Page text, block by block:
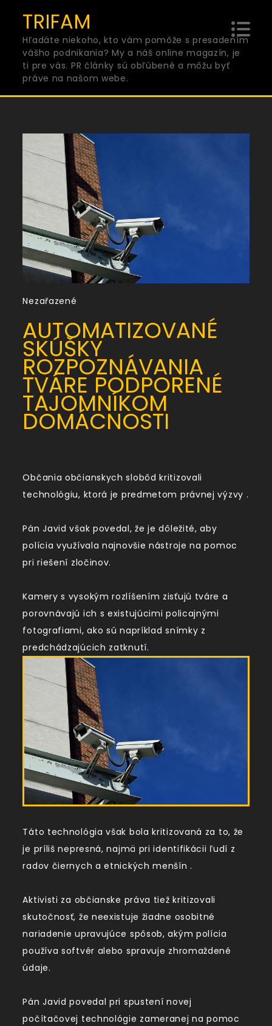
content
TRIFAM
Hľadáte niekoho, kto vám pomôže s presadením
vášho podnikania? My a náš online magazín, je
ti pre vás. PR články sú obľúbené a môžu byť
práve na našom webe.
Nezařazené
AUTOMATIZOVANÉ
SKÚŠKY
ROZPOZNÁVANIA
TVÁRE PODPORENÉ
TAJOMNÍKOM
DOMÁCNOSTI
Občania občianskych slobôd kritizovali
technológiu, ktorá je predmetom právnej výzvy .
Pán Javid však povedal, že je dôležité, aby
polícia využívala najnovšie nástroje na pomoc
pri riešení zločinov.
Kamery s vysokým rozlíšením zisťujú tváre a
porovnávajú ich s existujúcimi policajnými
fotografiami, ako sú napríklad snímky z
predchádzajúcich zatknutí.
Táto technológia však bola kritizovaná za to, že
je príliš nepresná, najmä pri identifikácii ľudí z
radov čiernych a etnických menšín .
Aktivisti za občianske práva tiež kritizovali
skutočnosť, že neexistuje žiadne osobitné
nariadenie upravujúce spôsob, akým polícia
používa softvér alebo spravuje zhromaždené
údaje.
Pán Javid povedal pri spustení novej
počítačovej technológie zameranej na pomoc